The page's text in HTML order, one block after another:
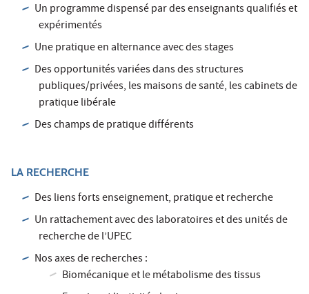
Un programme dispensé par des enseignants qualifiés et
expérimentés
Une pratique en alternance avec des stages
Des opportunités variées dans des structures
publiques/privées, les maisons de santé, les cabinets de
pratique libérale
Des champs de pratique différents
LA RECHERCHE
Des liens forts enseignement, pratique et recherche
Un rattachement avec des laboratoires et des unités de
recherche de l’UPEC
Nos axes de recherches :
Biomécanique et le métabolisme des tissus